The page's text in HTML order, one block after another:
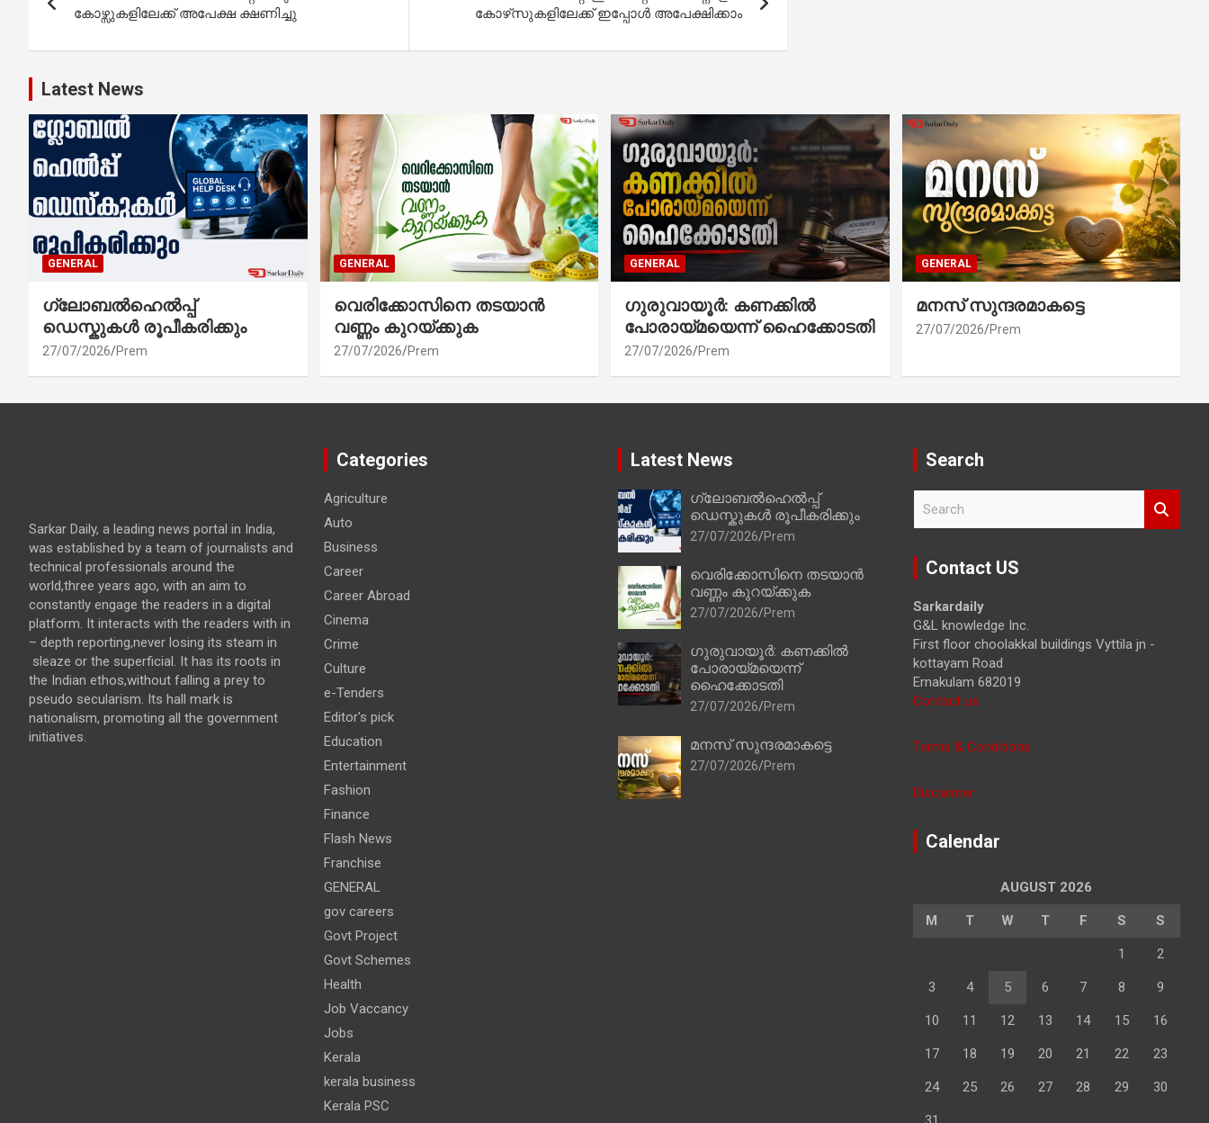
navigation
കോഴ്സുകളിലേക്ക് അപേക്ഷ ക്ഷണിച്ചു
കോഴ്‌സുകളിലേക്ക് ഇപ്പോൾ അപേക്ഷിക്കാം
Latest News
GENERAL
ഗ്ലോബൽഹെൽപ്പ്
ഡെസ്കുകൾ രൂപീകരിക്കും
27/07/2026 Prem
GENERAL
വെരിക്കോസിനെ തടയാൻ
വണ്ണം കുറയ്ക്കുക
27/07/2026 Prem
GENERAL
ഗുരുവായൂർ: കണക്കിൽ
പോരായ്മയെന്ന് ഹൈക്കോടതി
27/07/2026 Prem
GENERAL
മനസ് സുന്ദരമാകട്ടെ
27/07/2026 Prem
Sarkar Daily, a leading news portal in India,
was established by a team of journalists and
technical professionals around the
world,three years ago, with an aim to
constantly engage the readers in a digital
platform. It interacts with the readers with in
– depth reporting,never losing its steam in
sleaze or the superficial. It has its roots in
the Indian ethos,without falling a prey to
pseudo secularism. Its hall mark is
nationalism, promoting all the government
initiatives.
Categories
Agriculture
Auto
Business
Career
Career Abroad
Cinema
Crime
Culture
e-Tenders
Editor's pick
Education
Entertainment
Fashion
Finance
Flash News
Franchise
GENERAL
gov careers
Govt Project
Govt Schemes
Health
Job Vaccancy
Jobs
Kerala
kerala business
Kerala PSC
Latest News
ഗ്ലോബൽഹെൽപ്പ്
ഡെസ്കുകൾ രൂപീകരിക്കും
27/07/2026 Prem
വെരിക്കോസിനെ തടയാൻ
വണ്ണം കുറയ്ക്കുക
27/07/2026 Prem
ഗുരുവായൂർ: കണക്കിൽ
പോരായ്മയെന്ന്
ഹൈക്കോടതി
27/07/2026 Prem
മനസ് സുന്ദരമാകട്ടെ
27/07/2026 Prem
Search
r
Contact US
Sarkardaily
G&L knowledge Inc.
First floor choolakkal buildings Vyttila jn -
kottayam Road
Ernakulam 682019
Contact us
Terms & Conditions
Disclaimer
Calendar
AUGUST 2026
M T W T F S S
1 2
3 4 5 6 7 8 9
10 11 12 13 14 15 16
17 18 19 20 21 22 23
24 25 26 27 28 29 30